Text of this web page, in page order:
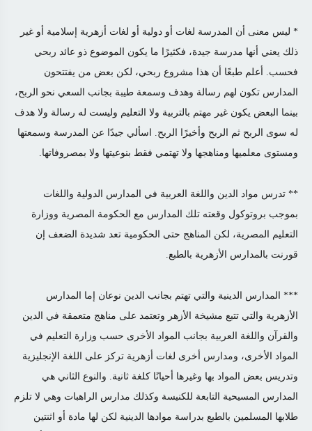
* ليس معنى أن المدرسة لغات أو دولية أو لغات أزهرية إسلامية أو غير
ذلك يعني أنها مدرسة جيدة، فكثيرًا ما يكون الموضوع ذو عائد ربحي
فحسب. أعلم طبعًا أن هذا مشروع ربحي، لكن بعض من يفتتحون
المدارس تكون لهم رسالة وهدف وسمعة طيبة بجانب السعي نحو الربح،
بينما البعض يكون غير مهتم بالتربية ولا التعليم وليست له رسالة ولا هدف
له سوى الربح ثم الربح وأخيرًا الربح. اسألي جيدًا عن المدرسة وسمعتها
ومستوى معلميها ومناهجها ولا تهتمي فقط بنوعيتها ولا بمصروفاتها.
** تدرس مواد الدين واللغة العربية في المدارس الدولية واللغات
بموجب بروتوكول وقعته تلك المدارس مع الحكومة المصرية ووزارة
التعليم المصرية، لكن المناهج حتى الحكومية تعد شديدة الضعف إن
قورنت بالمدارس الأزهرية بالطبع.
*** المدارس الدينية والتي تهتم بجانب الدين نوعان إما المدارس
الأزهرية والتي تتبع مشيخة الأزهر وتعتمد على مناهج متعمقة في الدين
والقرآن واللغة العربية بجانب المواد الأخرى حسب وزارة التعليم في
المواد الأخرى، ومدارس أخرى لغات أزهرية تركز على اللغة الإنجليزية
وتدريس بعض المواد بها وغيرها أحيانًا كلغة ثانية. والنوع الثاني هي
المدارس المسيحية التابعة للكنيسة وكذلك مدارس الراهبات وهي لا تلزم
طلابها المسلمين بالطبع بدراسة موادها الدينية لكن لها مادة أو اثنتين